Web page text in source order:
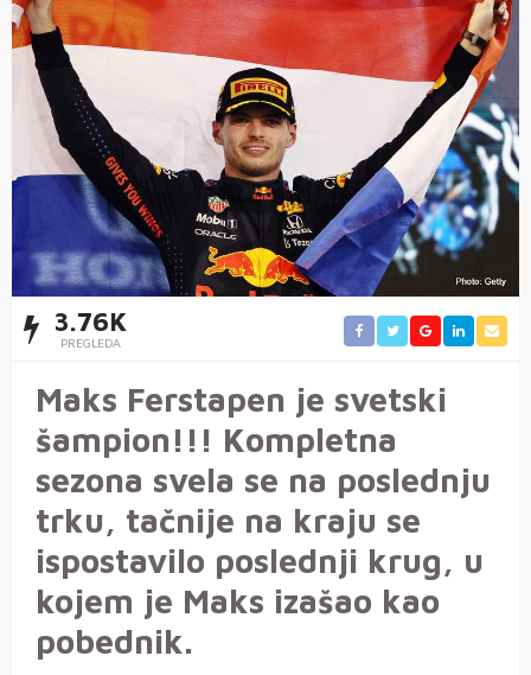
3.76K
PREGLEDA
Maks Ferstapen je svetski
šampion!!! Kompletna
sezona svela se na poslednju
trku, tačnije na kraju se
ispostavilo poslednji krug, u
kojem je Maks izašao kao
pobednik.